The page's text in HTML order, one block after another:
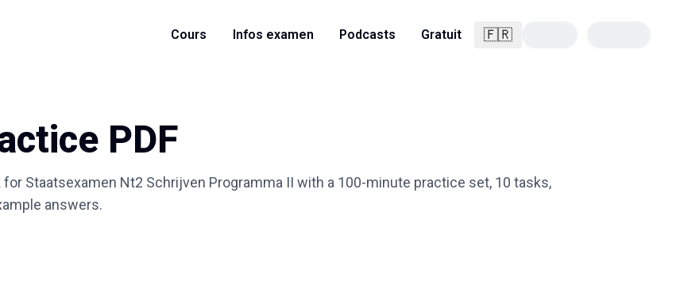
Cours Infos examen Podcasts Gratuit 🇫🇷Français
PDF
Staatsexamen Nt2 Schrijven Programma II with a 100-minute practice set, 10 tasks,
answers.